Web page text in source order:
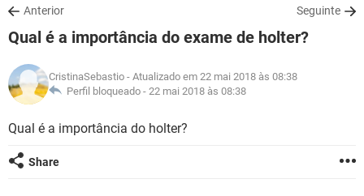
SAÚDE
FAMÍLIA
NUTRIÇÃO
BEM-ESTAR
SEXUALIDADE
Anterior Seguinte
Qual é a importância do exame de holter?
CristinaSebastio - Atualizado em 22 mai 2018 às 08:38
Perfil bloqueado - 22 mai 2018 às 08:38
Qual é a importância do holter?
Share